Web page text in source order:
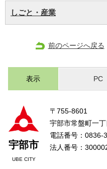
しごと・産業
前のページへ戻る
表示 PC
宇部市
UBE CITY
〒755-8601
宇部市常盤町一
電話番号：
法人番号：